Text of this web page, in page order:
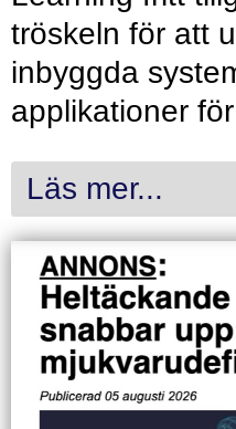
tröskeln för att
inbyggda
applikationer
Läs mer...